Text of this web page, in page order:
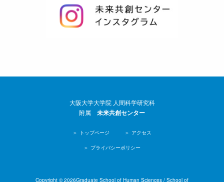
大阪大学大学院 人間科学研究科
附属 未来共創センター
トップページ アクセス
プライバシーポリシー
Copyright © 2026Graduate School of Human Sciences / School of